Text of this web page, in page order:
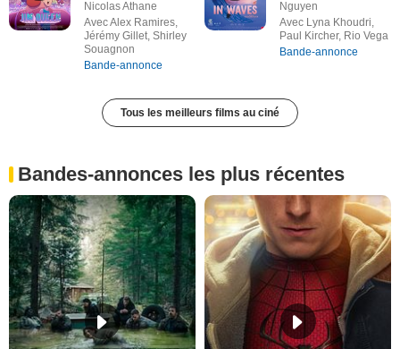
Nicolas Athane
Avec Alex Ramires,
Jérémy Gillet, Shirley
Souagnon
Bande-annonce
Nguyen
Avec Lyna Khoudri,
Paul Kircher, Rio Vega
Bande-annonce
Tous les meilleurs films au ciné
Bandes-annonces les plus récentes